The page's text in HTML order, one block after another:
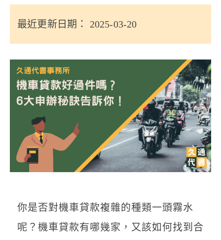
精選知識
銀行貸款
其他貸款
申貸Q&A
久通專欄
時事解析
生活理財
房產Q&A
網友都在問
最近更新日期： 2025-03-20
你是否對機車貸款複雜的種類一頭霧水
呢？機車貸款有哪幾家，又該如何找到合